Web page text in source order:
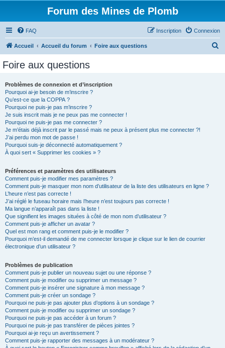
Forum des Mines de Plomb
FAQ Connexion
Inscription
Accueil Accueil du forum Foire aux questions
Foire aux questions
Problèmes de connexion et d’inscription
Pourquoi ai-je besoin de m’inscrire ?
Qu’est-ce que la COPPA ?
Pourquoi ne puis-je pas m’inscrire ?
Je suis inscrit mais je ne peux pas me connecter !
Pourquoi ne puis-je pas me connecter ?
Je m’étais déjà inscrit par le passé mais ne peux à présent plus me connecter ?!
J’ai perdu mon mot de passe !
Pourquoi suis-je déconnecté automatiquement ?
À quoi sert « Supprimer les cookies » ?
Préférences et paramètres des utilisateurs
Comment puis-je modifier mes paramètres ?
Comment puis-je masquer mon nom d’utilisateur de la liste des utilisateurs en ligne ?
L’heure n’est pas correcte !
J’ai réglé le fuseau horaire mais l’heure n’est toujours pas correcte !
Ma langue n’apparaît pas dans la liste !
Que signifient les images situées à côté de mon nom d’utilisateur ?
Comment puis-je afficher un avatar ?
Quel est mon rang et comment puis-je le modifier ?
Pourquoi m’est-il demandé de me connecter lorsque je clique sur le lien de courrier
électronique d’un utilisateur ?
Problèmes de publication
Comment puis-je publier un nouveau sujet ou une réponse ?
Comment puis-je modifier ou supprimer un message ?
Comment puis-je insérer une signature à mon message ?
Comment puis-je créer un sondage ?
Pourquoi ne puis-je pas ajouter plus d’options à un sondage ?
Comment puis-je modifier ou supprimer un sondage ?
Pourquoi ne puis-je pas accéder à un forum ?
Pourquoi ne puis-je pas transférer de pièces jointes ?
Pourquoi ai-je reçu un avertissement ?
Comment puis-je rapporter des messages à un modérateur ?